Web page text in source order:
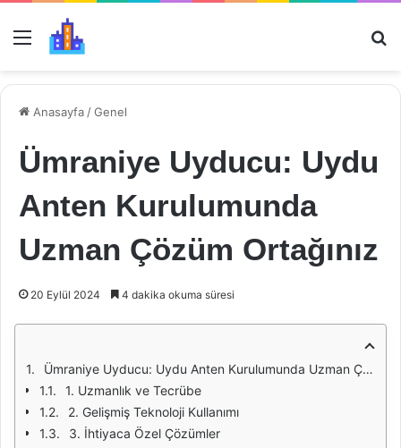
Menü
Anasayfa /Genel
Ümraniye Uyducu: Uydu
Anten Kurulumunda
Uzman Çözüm Ortağınız
20 Eylül 2024 4 dakika okuma süresi
Ümraniye Uyducu: Uydu Anten Kurulumunda Uzman Çözüm Ortağınız
1. Uzmanlık ve Tecrübe
2. Gelişmiş Teknoloji Kullanımı
3. İhtiyaca Özel Çözümler